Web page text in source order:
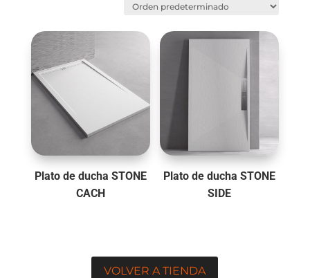
Plato de ducha STONE
CACH
Plato de ducha STONE
SIDE
VOLVER A TIENDA